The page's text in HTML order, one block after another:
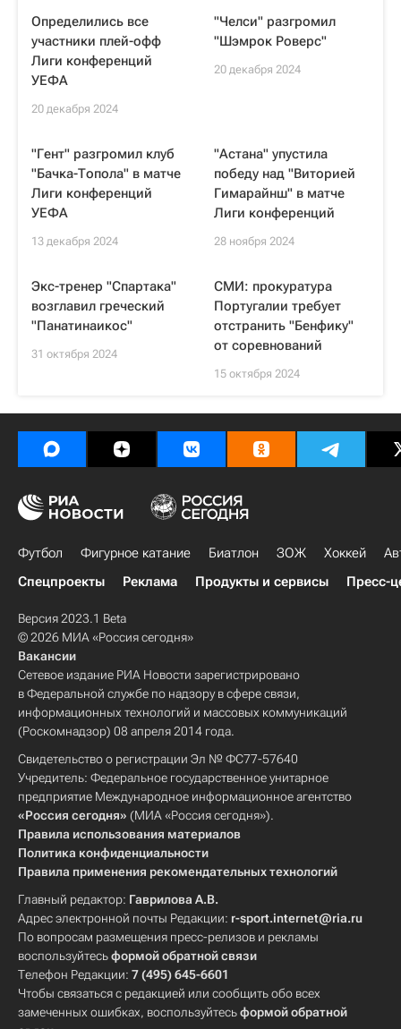
Определились все
участники плей-офф
Лиги конференций
УЕФА
20 декабря 2024
"Челси" разгромил
"Шэмрок Роверс"
20 декабря 2024
"Гент" разгромил клуб
"Бачка-Топола" в матче
Лиги конференций
УЕФА
13 декабря 2024
"Астана" упустила
победу над "Виторией
Гимарайнш" в матче
Лиги конференций
28 ноября 2024
Экс-тренер "Спартака"
возглавил греческий
"Панатинаикос"
31 октября 2024
СМИ: прокуратура
Португалии требует
отстранить "Бенфику"
от соревнований
15 октября 2024
Футбол Фигурное катание Биатлон ЗОЖ Хоккей
Спецпроекты
Реклама Продукты и сервисы Пресс-
Версия 2023.1 Beta
© 2026 МИА «Россия сегодня»
Вакансии
Сетевое издание РИА Новости зарегистрировано
в Федеральной службе по надзору в сфере связи,
информационных технологий и массовых коммуникаций
(Роскомнадзор) 08 апреля 2014 года.
Свидетельство о регистрации Эл № ФС77-57640
Учредитель: Федеральное государственное унитарное
предприятие Международное информационное агентство
«Россия сегодня» (МИА «Россия сегодня»).
Правила использования материалов
Политика конфиденциальности
Правила применения рекомендательных технологий
Главный редактор: Гаврилова А.В.
Адрес электронной почты Редакции: r-sport.internet@ria.ru
По вопросам размещения пресс-релизов и рекламы
воспользуйтесьформой обратной связи
Телефон Редакции: 7 (495) 645-6601
Чтобы связаться с редакцией или сообщить обо всех
замеченных ошибках, воспользуйтесьформой обратной